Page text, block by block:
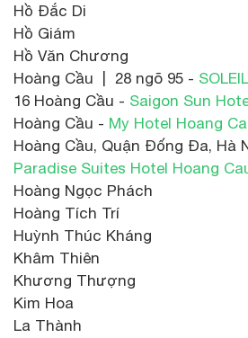
Hồ Đắc Di
Hồ Giám
Hồ Văn Chương
Hoàng Cầu | 28 ngõ 95 -
16 Hoàng Cầu - Saigon Sun
Hoàng Cầu - My Hotel Hoang
Hoàng Cầu, Quận Đống Đa, Hà
Paradise Suites Hotel Hoang
Hoàng Ngọc Phách
Hoàng Tích Trí
Huỳnh Thúc Kháng
Khâm Thiên
Khương Thượng
Kim Hoa
La Thành